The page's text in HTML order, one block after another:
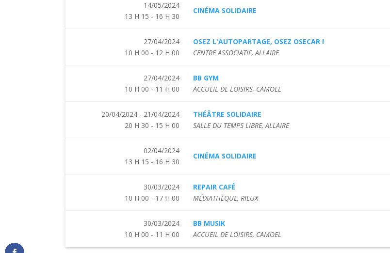
14/05/2024
13 H 15 - 16 H 30
CINÉMA SOLIDAIRE
27/04/2024
10 H 00 - 12 H 00
OSEZ L'AUTOPARTAGE, OSEZ OSECAR !
CENTRE ASSOCIATIF, ALLAIRE
27/04/2024
10 H 00 - 11 H 00
BB GYM
ACCUEIL DE LOISIRS, CAMOEL
20/04/2024 - 21/04/2024
20 H 30 - 15 H 00
THÉÂTRE SOLIDAIRE
SALLE DU TEMPS LIBRE, ALLAIRE
02/04/2024
13 H 15 - 16 H 30
CINÉMA SOLIDAIRE
30/03/2024
10 H 00 - 17 H 00
REPAIR CAFÉ
MÉDIATHÈQUE, RIEUX
30/03/2024
10 H 00 - 11 H 00
BB MUSIK
ACCUEIL DE LOISIRS, CAMOEL